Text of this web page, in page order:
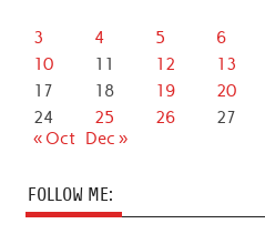
3
4 5 6
10
11 12 13
17
18 19 20
24
25 26 27
« Oct
Dec »
FOLLOW ME: